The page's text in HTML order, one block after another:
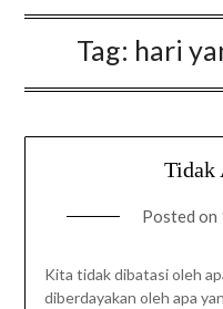
Tag: hari
Tidak
Posted on
Kita tidak dibatasi oleh
diberdayakan oleh apa